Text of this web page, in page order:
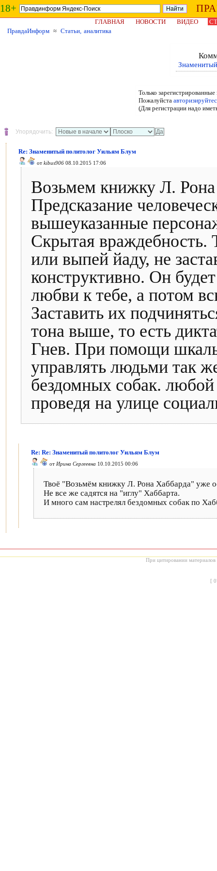
18+
ГЛАВНАЯ НОВОСТИ ВИДЕО
ПравдаИнформ ≈ Статьи, аналитика
Только
Пожалуйста
(Для регистрации надо
Упорядочить:
Re: Знаменитый политолог Уильям Блум
от kibus906 08.10.2015 17:06
Возьмем книжку Л.
Предсказание
вышеуказанные
Скрытая враждебность.
или выпей йаду, не
конструктивно. Он
любви к тебе, а потом
Заставить их
тона выше, то есть
Гнев. При помощи
управлять людьми так
бездомных собак.
проведя на улице
Re: Re: Знаменитый политолог Уильям Блум
от Ирина Сергеевна 10.10.2015 00:06
Твоё "Возьмём книжку Л. Рона Хаббарда" уже
Не все же садятся на "иглу" Хаббарта.
И много сам настрелял бездомных собак по
При цитировании материалов
[